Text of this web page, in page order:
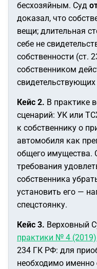
бесхозяйным. Суд
доказал, что
вещи; длительная
себе не
собственности (ст.
собственником
Кейс 2. В практике
сценарий: УК или
к собственнику о
автомобиля как
общего имущества.
требования
собственника
установить его —
спецстоянку.
Кейс 3. Верховный
практики № 4 (2019)
234 ГК РФ: для
необходимо именно